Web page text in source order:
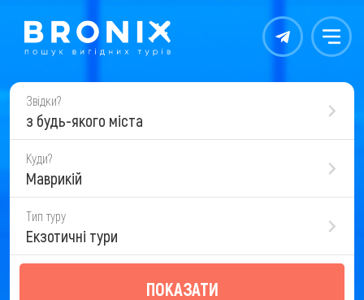
Контакты Меню
Звідки?
з будь-якого міста
Куди?
Маврикій
Тип туру
Екзотичні тури
ПОКАЗАТИ